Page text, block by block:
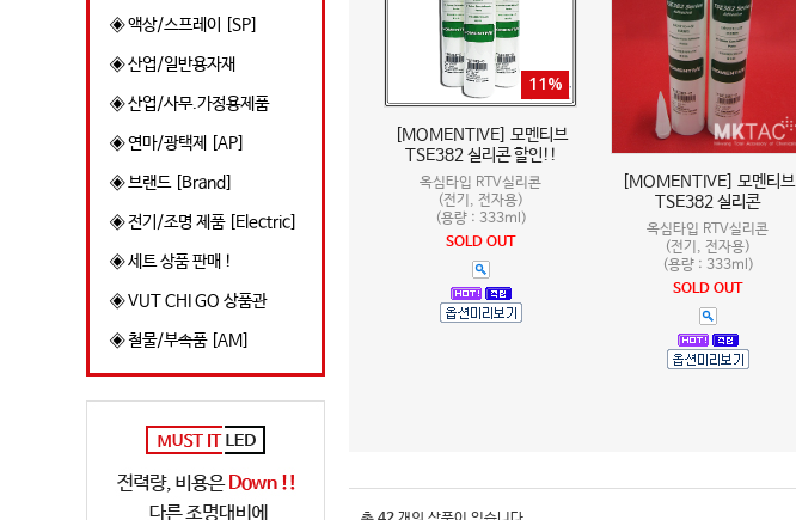
◈ 액상/스프레이 [SP]
◈ 산업/일반용자재
◈ 산업/사무.가정용제품
◈ 연마/광택제 [AP]
◈ 브랜드 [Brand]
◈ 전기/조명 제품 [Electric]
◈ 세트 상품 판매 !
◈ VUT CHI GO 상품관
◈ 철물/부속품 [AM]
11%
[MOMENTIVE] 모멘티브
TSE382 실리콘 할인!!
옥심타입 RTV실리콘
(전기, 전자용)
(용량 : 333ml)
SOLD OUT
[MOMENTIVE] 모멘티브
TSE382 실리콘
옥심타입 RTV실리콘
(전기, 전자용)
(용량 : 333ml)
SOLD OUT